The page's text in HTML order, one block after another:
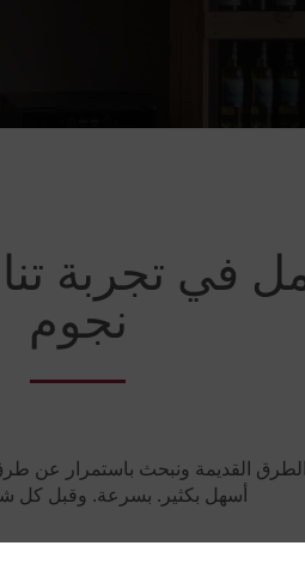
في تجربة
نجوم
القديمة ونبحث باستمرار عن
أسهل بكثير. بسرعة. وقبل كل